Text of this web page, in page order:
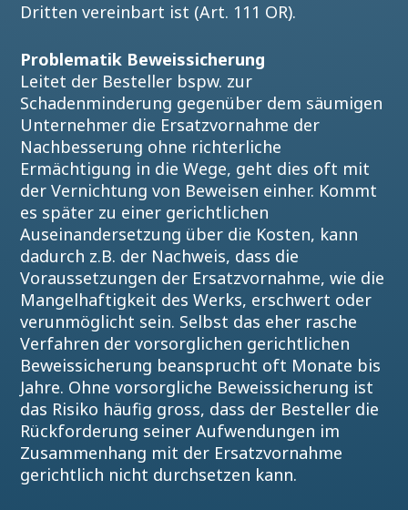
Dritten vereinbart ist (Art. 111 OR).
Problematik Beweissicherung
Leitet der Besteller bspw. zur
Schadenminderung gegenüber dem säumigen
Unternehmer die Ersatzvornahme der
Nachbesserung ohne richterliche
Ermächtigung in die Wege, geht dies oft mit
der Vernichtung von Beweisen einher. Kommt
es später zu einer gerichtlichen
Auseinandersetzung über die Kosten, kann
dadurch z.B. der Nachweis, dass die
Voraussetzungen der Ersatzvornahme, wie die
Mangelhaftigkeit des Werks, erschwert oder
verunmöglicht sein. Selbst das eher rasche
Verfahren der vorsorglichen gerichtlichen
Beweissicherung beansprucht oft Monate bis
Jahre. Ohne vorsorgliche Beweissicherung ist
das Risiko häufig gross, dass der Besteller die
Rückforderung seiner Aufwendungen im
Zusammenhang mit der Ersatzvornahme
gerichtlich nicht durchsetzen kann.